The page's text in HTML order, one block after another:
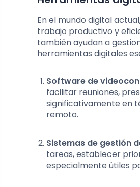
En el mundo digital
trabajo productivo y
también ayudan a
herramientas digitales
Software de
facilitar reuniones,
significativamente en
remoto.
Sistemas de gestión
tareas, establecer
especialmente útiles